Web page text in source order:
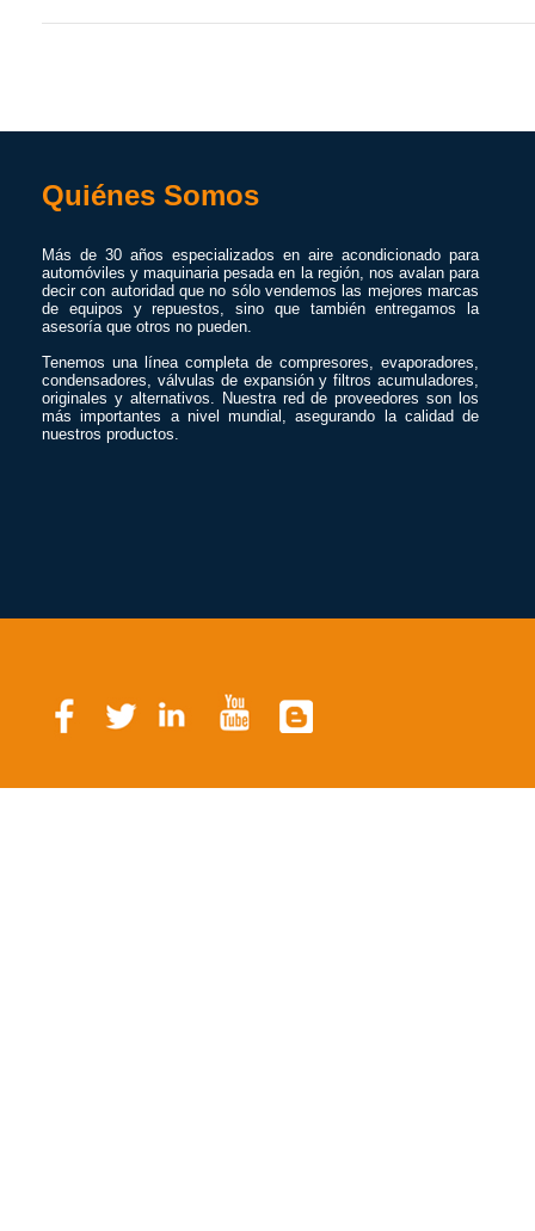
Quiénes Somos
Más de 30 años especializados en aire acondicionado para
automóviles y maquinaria pesada en la región, nos avalan para
decir con autoridad que no sólo vendemos las mejores marcas
de equipos y repuestos, sino que también entregamos la
asesoría que otros no pueden.
Tenemos una línea completa de compresores, evaporadores,
condensadores, válvulas de expansión y filtros acumuladores,
originales y alternativos. Nuestra red de proveedores son los
más importantes a nivel mundial, asegurando la calidad de
nuestros productos.